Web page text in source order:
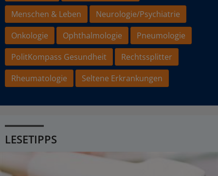
Menschen & Leben
Neurologie/Psychiatrie
Onkologie
Ophthalmologie
Pneumologie
PolitKompass Gesundheit
Rechtssplitter
Rheumatologie
Seltene Erkrankungen
LESETIPPS